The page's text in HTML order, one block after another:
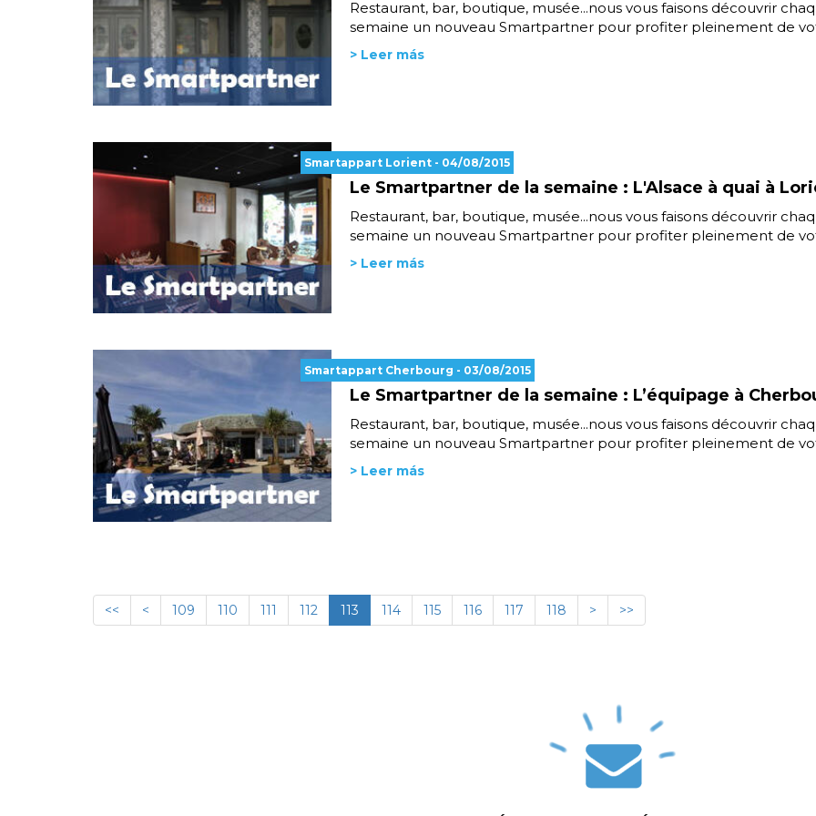
Restaurant, bar, boutique, musée...nous vous faisons découvrir
semaine un nouveau Smartpartner pour profiter pleinement de
> Leer más
Smartappart Lorient - 04/08/2015
Le Smartpartner de la semaine : L'Alsace à quai à
Restaurant, bar, boutique, musée...nous vous faisons découvrir
semaine un nouveau Smartpartner pour profiter pleinement de
> Leer más
Smartappart Cherbourg - 03/08/2015
Le Smartpartner de la semaine : L’équipage à
Restaurant, bar, boutique, musée...nous vous faisons découvrir
semaine un nouveau Smartpartner pour profiter pleinement de
> Leer más
<< < 109 110 111 112 113 114 115 116 117 118 > >>